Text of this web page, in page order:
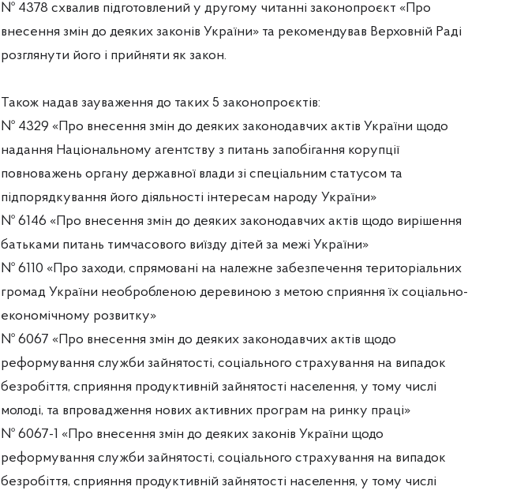
№ 4378 схвалив підготовлений у другому читанні законопроєкт «Про
внесення змін до деяких законів України» та рекомендував Верховній Раді
розглянути його і прийняти як закон.
Також надав зауваження до таких 5 законопроєктів:
№ 4329 «Про внесення змін до деяких законодавчих актів України щодо
надання Національному агентству з питань запобігання корупції
повноважень органу державної влади зі спеціальним статусом та
підпорядкування його діяльності інтересам народу України»
№ 6146 «Про внесення змін до деяких законодавчих актів щодо вирішення
батьками питань тимчасового виїзду дітей за межі України»
№ 6110 «Про заходи, спрямовані на належне забезпечення територіальних
громад України необробленою деревиною з метою сприяння їх соціально-
економічному розвитку»
№ 6067 «Про внесення змін до деяких законодавчих актів щодо
реформування служби зайнятості, соціального страхування на випадок
безробіття, сприяння продуктивній зайнятості населення, у тому числі
молоді, та впровадження нових активних програм на ринку праці»
№ 6067-1 «Про внесення змін до деяких законів України щодо
реформування служби зайнятості, соціального страхування на випадок
безробіття, сприяння продуктивній зайнятості населення, у тому числі